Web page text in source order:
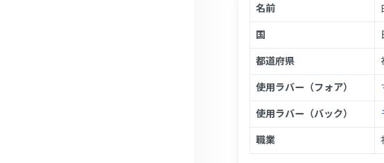
名前
国
都道府県
使用ラバー（フォア）
使用ラバー（バック）
職業